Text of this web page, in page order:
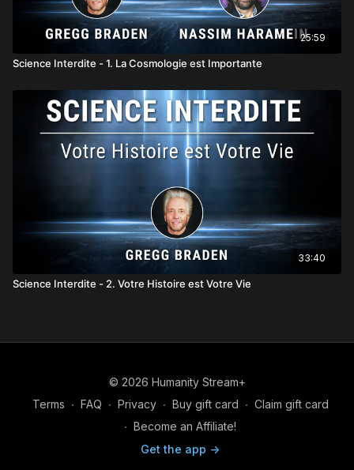
25:59
Science Interdite - 1. La Cosmologie est Importante
33:40
Science Interdite - 2. Votre Histoire est Votre Vie
© 2026 Humanity Stream+
Terms ∙ FAQ ∙ Privacy ∙ Buy gift card ∙ Claim gift card
∙ Become an Affiliate!
Get the app ->